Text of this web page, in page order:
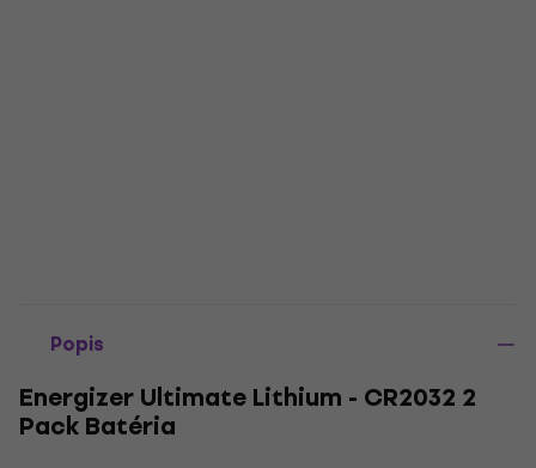
Popis
Energizer Ultimate Lithium - CR2032 2
Pack Batéria